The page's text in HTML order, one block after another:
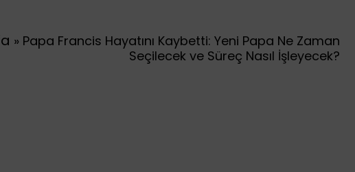
» Papa Francis Hayatını Kaybetti: Yeni Papa Ne Zaman
Seçilecek ve Süreç Nasıl İşleyecek?